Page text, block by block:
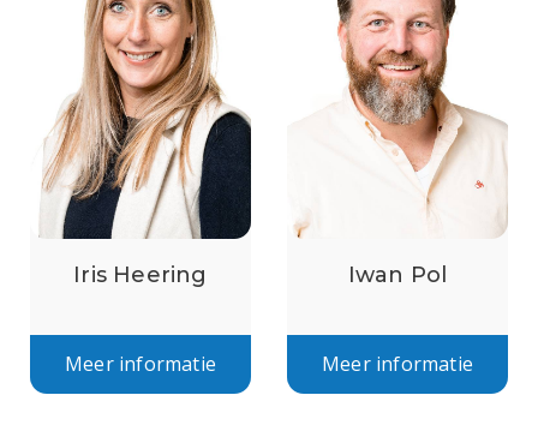
Iris Heering
Meer informatie
Iwan Pol
Meer informatie